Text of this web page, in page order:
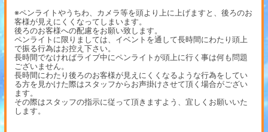
※ペンライトやうちわ、カメラ等を頭より上に上げますと、後ろのお
客様が見えにくくなってしまいます。
後ろのお客様への配慮をお願い致します。
ペンライトに限りましては、イベントを通して長時間にわたり頭上
で振る行為はお控え下さい。
長時間でなければライブ中にペンライトが頭上に行く事は何も問題
ございません。
長時間にわたり後ろのお客様が見えにくくなるような行為をしてい
る方を見かけた際はスタッフからお声掛けさせて頂く場合がござい
ます。
その際はスタッフの指示に従って頂きますよう、宜しくお願いいた
します。